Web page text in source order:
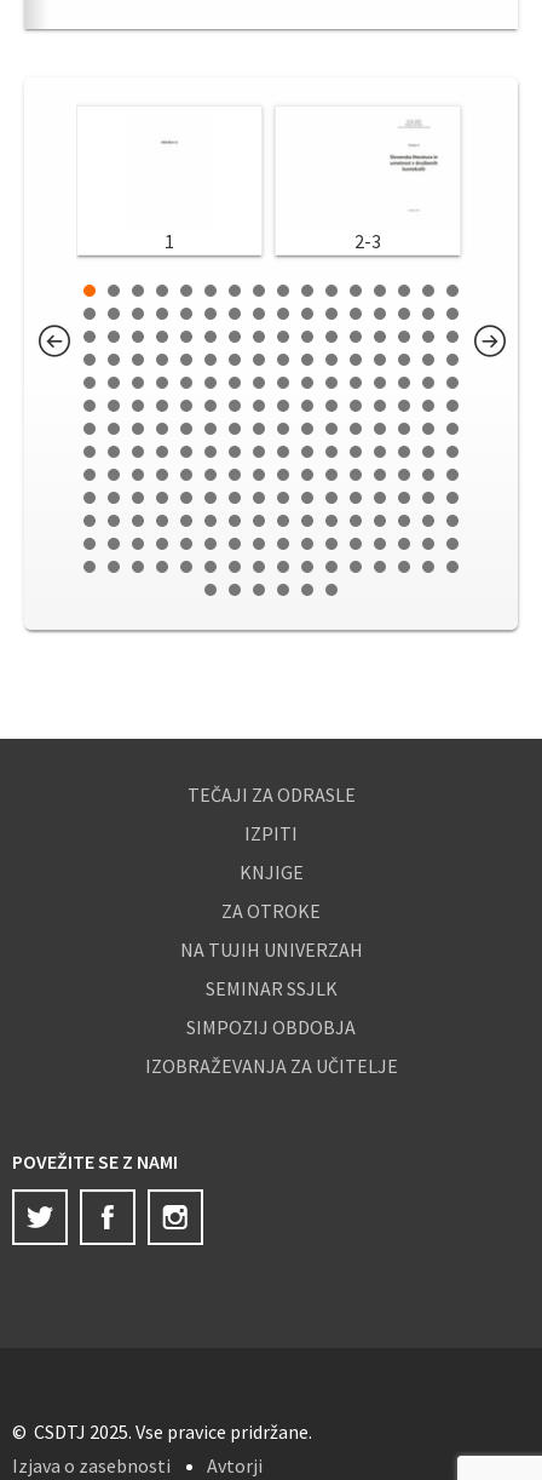
1 2-3
TEČAJI ZA ODRASLE
IZPITI
KNJIGE
ZA OTROKE
NA TUJIH UNIVERZAH
SEMINAR SSJLK
SIMPOZIJ OBDOBJA
IZOBRAŽEVANJA ZA UČITELJE
POVEŽITE SE Z NAMI
Twitter
Facebook
© CSDTJ 2025. Vse pravice pridržane.
Izjava o zasebnosti
Avtorji